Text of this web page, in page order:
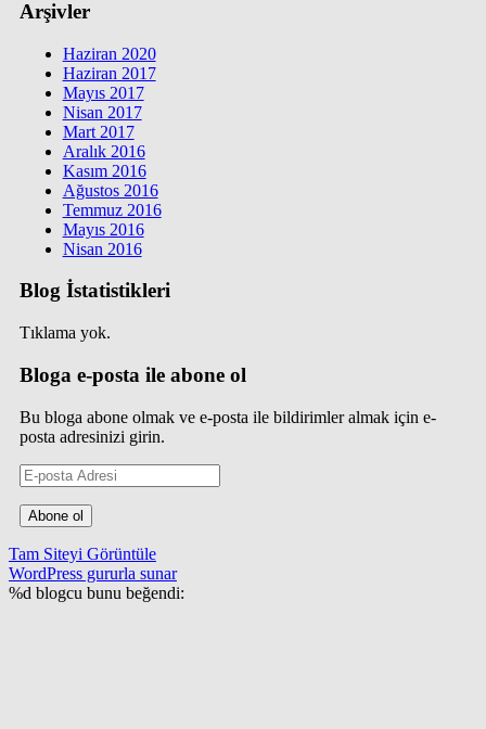
Arşivler
Haziran 2020
Haziran 2017
Mayıs 2017
Nisan 2017
Mart 2017
Aralık 2016
Kasım 2016
Ağustos 2016
Temmuz 2016
Mayıs 2016
Nisan 2016
Blog İstatistikleri
Tıklama yok.
Bloga e-posta ile abone ol
Bu bloga abone olmak ve e-posta ile bildirimler almak için e-
posta adresinizi girin.
E-
posta
Adresi
Tam Siteyi Görüntüle
WordPress gururla sunar
%d blogcu bunu beğendi: